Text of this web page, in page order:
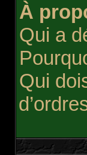
À
Qui a
Qui